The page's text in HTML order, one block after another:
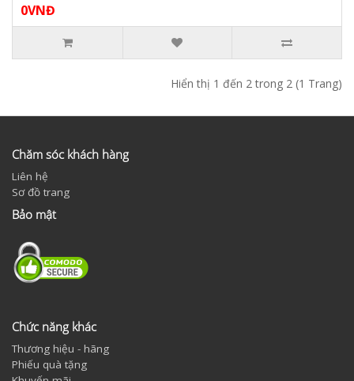
0VNĐ
Hiển thị 1 đến 2 trong 2 (1 Trang)
Chăm sóc khách hàng
Liên hệ
Sơ đồ trang
Bảo mật
Chức năng khác
Thương hiệu - hãng
Phiếu quà tặng